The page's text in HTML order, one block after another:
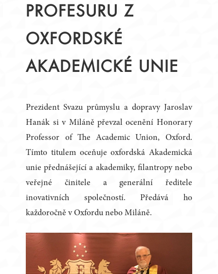
PROFESURU Z
OXFORDSKÉ
AKADEMICKÉ UNIE
Prezident Svazu průmyslu a dopravy Jaroslav
Hanák si v Miláně převzal ocenění Honorary
Professor of The Academic Union, Oxford.
Tímto titulem oceňuje oxfordská Akademická
unie přednášející a akademiky, filantropy nebo
veřejné činitele a generální ředitele
inovativních společností. Předává ho
každoročně v Oxfordu nebo Miláně.